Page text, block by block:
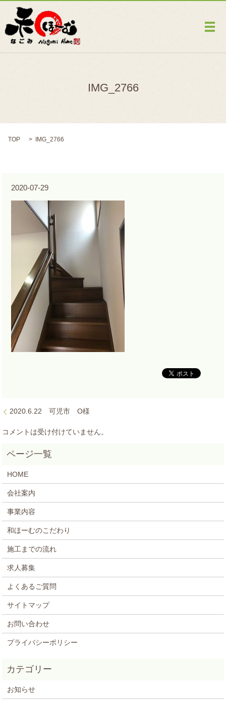
メ
IMG_2766
TOP IMG_2766
2020-07-29
2020.6.22 可児市 O様
コメントは受け付けていません。
HOME
会社案内
事業内容
和ほーむのこだわり
施工までの流れ
求人募集
よくあるご質問
サイトマップ
お問い合わせ
プライバシーポリシー
お知らせ